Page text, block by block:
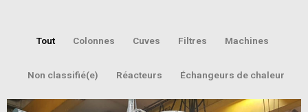
Tout Colonnes Cuves Filtres Machines
Non classifié(e) Réacteurs Échangeurs de chaleur